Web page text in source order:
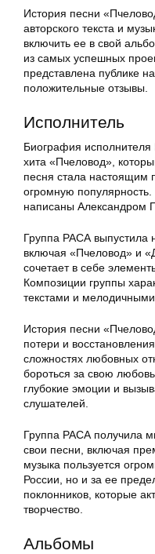
История песни
авторского текста и
включить ее в свой
из самых успешных
представлена публике
положительные отзывы.
Исполнитель
Биография исполнителя
хита «Пчеловод»,
песня стала настоящим
огромную
написаны Александром
Группа РАСА выпустила
включая «Пчеловод» и
сочетает в себе
Композиции группы
текстами и
История песни
потери и
сложностях любовных
бороться за свою
глубокие эмоции и
слушателей.
Группа РАСА получила
свои песни, включая
музыка пользуется
России, но и за ее
поклонников, которые
творчество.
Альбомы